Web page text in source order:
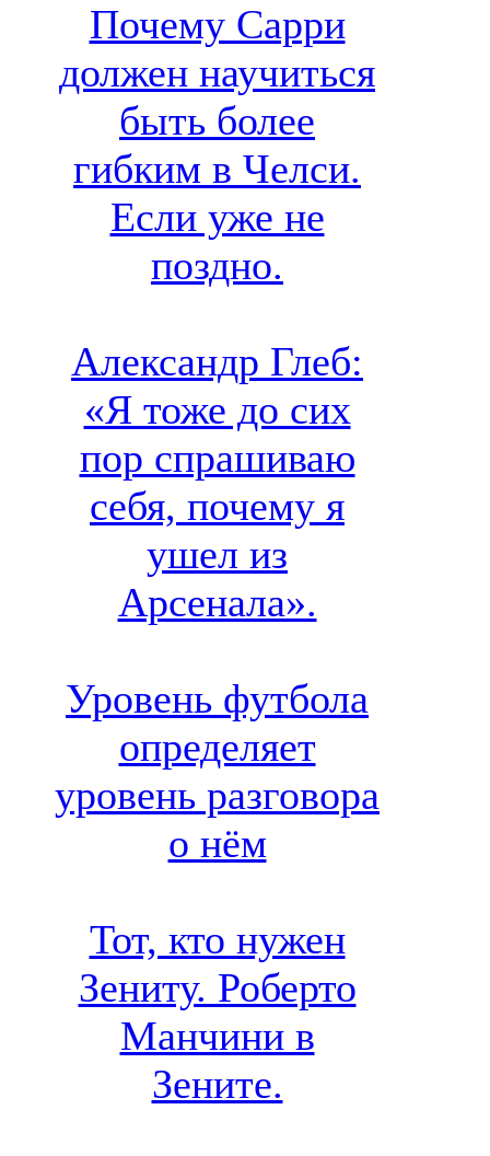
Почему Сарри
должен научиться
быть более
гибким в Челси.
Если уже не
поздно.
Александр Глеб:
«Я тоже до сих
пор спрашиваю
себя, почему я
ушел из
Арсенала».
Уровень футбола
определяет
уровень разговора
о нём
Тот, кто нужен
Зениту. Роберто
Манчини в
Зените.